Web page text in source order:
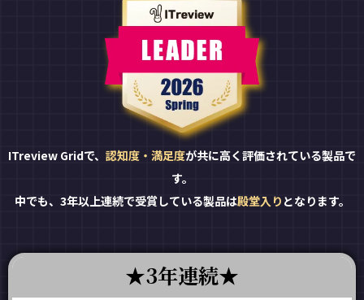
ITreview Gridで、 認知度・満足度が共に高く評価されている製品で
す。
中でも、3年以上連続で受賞している製品は殿堂入り となります。
3年連続